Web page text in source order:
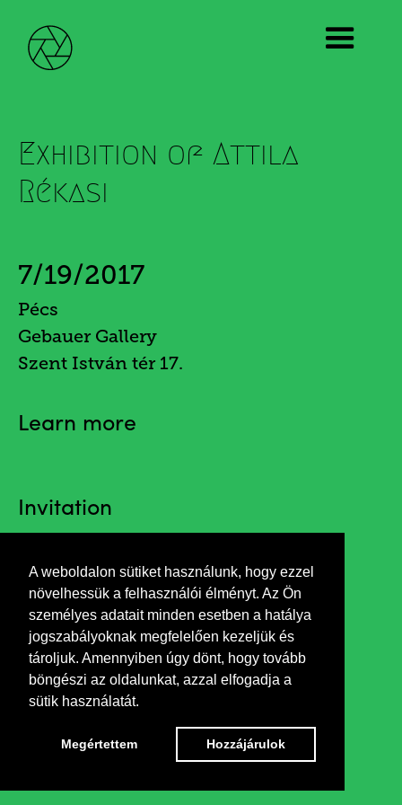
A weboldalon sütiket használunk, hogy ezzel
növelhessük a felhasználói élményt. Az Ön
személyes adatait minden esetben a hatálya
jogszabályoknak megfelelően kezeljük és
tároljuk. Amennyiben úgy dönt, hogy tovább
böngészi az oldalunkat, azzal elfogadja a
sütik használatát.
Megértettem Hozzájárulok
Exhibition of Attila
Rékasi
7/19/2017
Pécs
Gebauer Gallery
Szent István tér 17.
Learn more
Invitation
Opening by Dr. Marczin, István sociologist